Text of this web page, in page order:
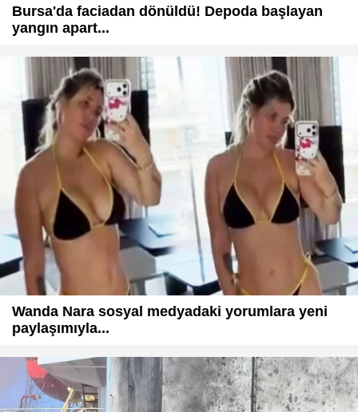
Bursa'da faciadan dönüldü! Depoda başlayan
yangın apart...
Wanda Nara sosyal medyadaki yorumlara yeni
paylaşımıyla...